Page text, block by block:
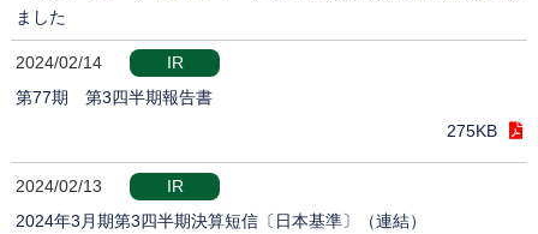
ました
2024/02/14
IR
第77期 第3四半期報告書
275KB
2024/02/13
IR
2024年3月期第3四半期決算短信〔日本基準〕（連結）